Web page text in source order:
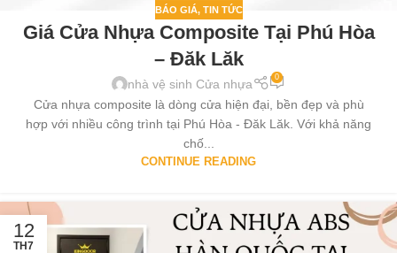
BÁO GIÁ, TIN TỨC
Giá Cửa Nhựa Composite Tại Phú Hòa
– Đăk Lăk
nhà vệ sinh Cửa nhựa 0
Cửa nhựa composite là dòng cửa hiện đại, bền đẹp và phù
hợp với nhiều công trình tại Phú Hòa - Đăk Lăk. Với khả năng
chố...
CONTINUE READING
12
TH7